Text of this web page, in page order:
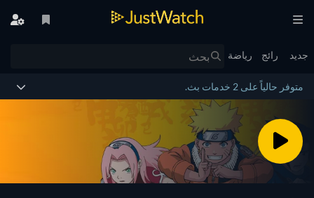
جديد رائج رياضة
متوفر حالياً على 2 خدمات بث.